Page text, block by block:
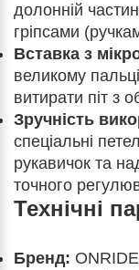
долонній
гріпсами
Вставка з
великому
витирати піт з
Зручність
спеціальні
рукавичок та
точного
Технічні
Бренд: ONRIDE